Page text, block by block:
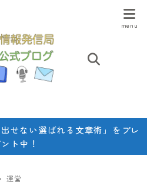
せない選ばれる文章術」をプレ
ト中！
運営